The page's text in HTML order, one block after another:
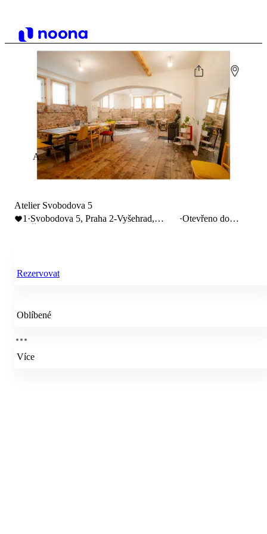
A
Atelier Svobodova 5
1 ·Svobodova 5, Praha 2-Vyšehrad,
·Otevřeno do
Rezervovat
Oblíbené
Více